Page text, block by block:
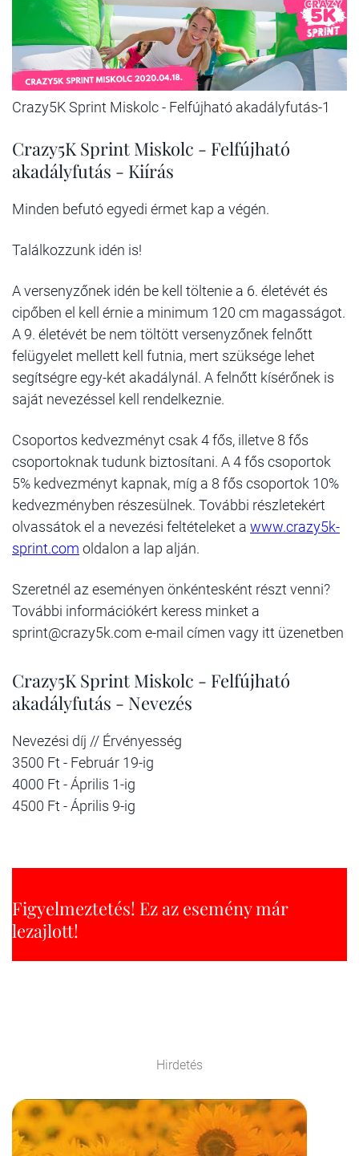
Crazy5K Sprint Miskolc - Felfújható akadályfutás-1
Crazy5K Sprint Miskolc - Felfújható
akadályfutás - Kiírás
Minden befutó egyedi érmet kap a végén.
Találkozzunk idén is!
A versenyzőnek idén be kell töltenie a 6. életévét és
cipőben el kell érnie a minimum 120 cm magasságot.
A 9. életévét be nem töltött versenyzőnek felnőtt
felügyelet mellett kell futnia, mert szüksége lehet
segítségre egy-két akadálynál. A felnőtt kísérőnek is
saját nevezéssel kell rendelkeznie.
Csoportos kedvezményt csak 4 fős, illetve 8 fős
csoportoknak tudunk biztosítani. A 4 fős csoportok
5% kedvezményt kapnak, míg a 8 fős csoportok 10%
kedvezményben részesülnek. További részletekért
olvassátok el a nevezési feltételeket a www.crazy5k-
sprint.com oldalon a lap alján.
Szeretnél az eseményen önkéntesként részt venni?
További információkért keress minket a
sprint@crazy5k.com e-mail címen vagy itt üzenetben
Crazy5K Sprint Miskolc - Felfújható
akadályfutás - Nevezés
Nevezési díj // Érvényesség
3500 Ft - Február 19-ig
4000 Ft - Április 1-ig
4500 Ft - Április 9-ig
Figyelmeztetés! Ez az esemény már
lezajlott!
Hirdetés